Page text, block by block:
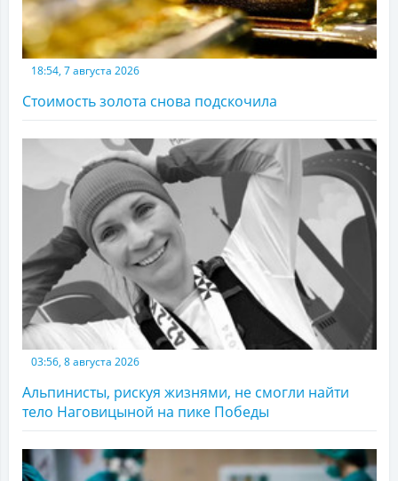
18:54, 7 августа 2026
Стоимость золота снова подскочила
03:56, 8 августа 2026
Альпинисты, рискуя жизнями, не смогли найти
тело Наговицыной на пике Победы